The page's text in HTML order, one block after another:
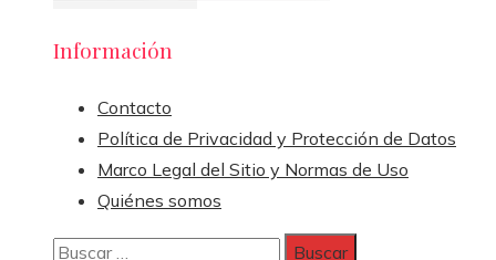
Información
Contacto
Política de Privacidad y Protección de Datos
Marco Legal del Sitio y Normas de Uso
Quiénes somos
Buscar: